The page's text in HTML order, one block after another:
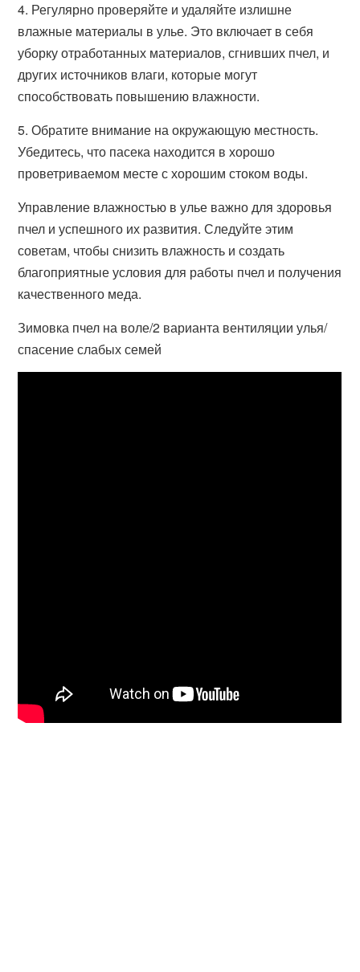
4. Регулярно проверяйте и удаляйте излишне
влажные материалы в улье. Это включает в себя
уборку отработанных материалов, сгнивших пчел, и
других источников влаги, которые могут
способствовать повышению влажности.
5. Обратите внимание на окружающую местность.
Убедитесь, что пасека находится в хорошо
проветриваемом месте с хорошим стоком воды.
Управление влажностью в улье важно для здоровья
пчел и успешного их развития. Следуйте этим
советам, чтобы снизить влажность и создать
благоприятные условия для работы пчел и получения
качественного меда.
Зимовка пчел на воле/2 варианта вентиляции улья/
спасение слабых семей